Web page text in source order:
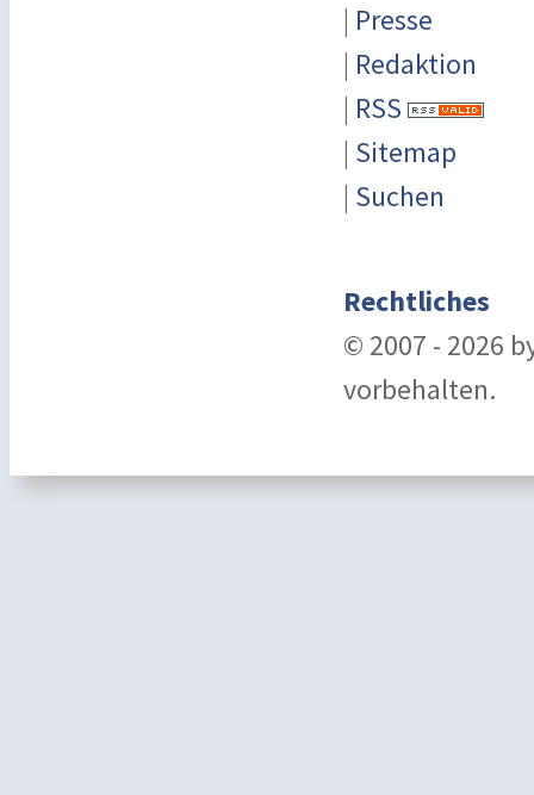
| Presse
| Redaktion
| RSS
| Sitemap
| Suchen
Rechtliches
© 2007 - 2026
vorbehalten.